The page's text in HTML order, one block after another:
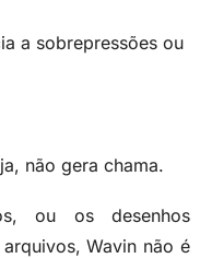
a sobrepressões ou
não gera chama.
ou os desenhos
Wavin não é